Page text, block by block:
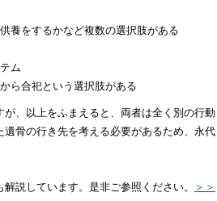
養をするかなど複数の選択肢がある
ム
ら合祀という選択肢がある
、以上をふまえると、両者は全く別の行動
骨の行き先を考える必要があるため、永代
説しています。是非ご参照ください。
＞＞